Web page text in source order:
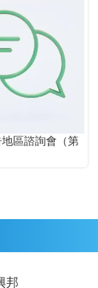
區諮詢會（第
邦